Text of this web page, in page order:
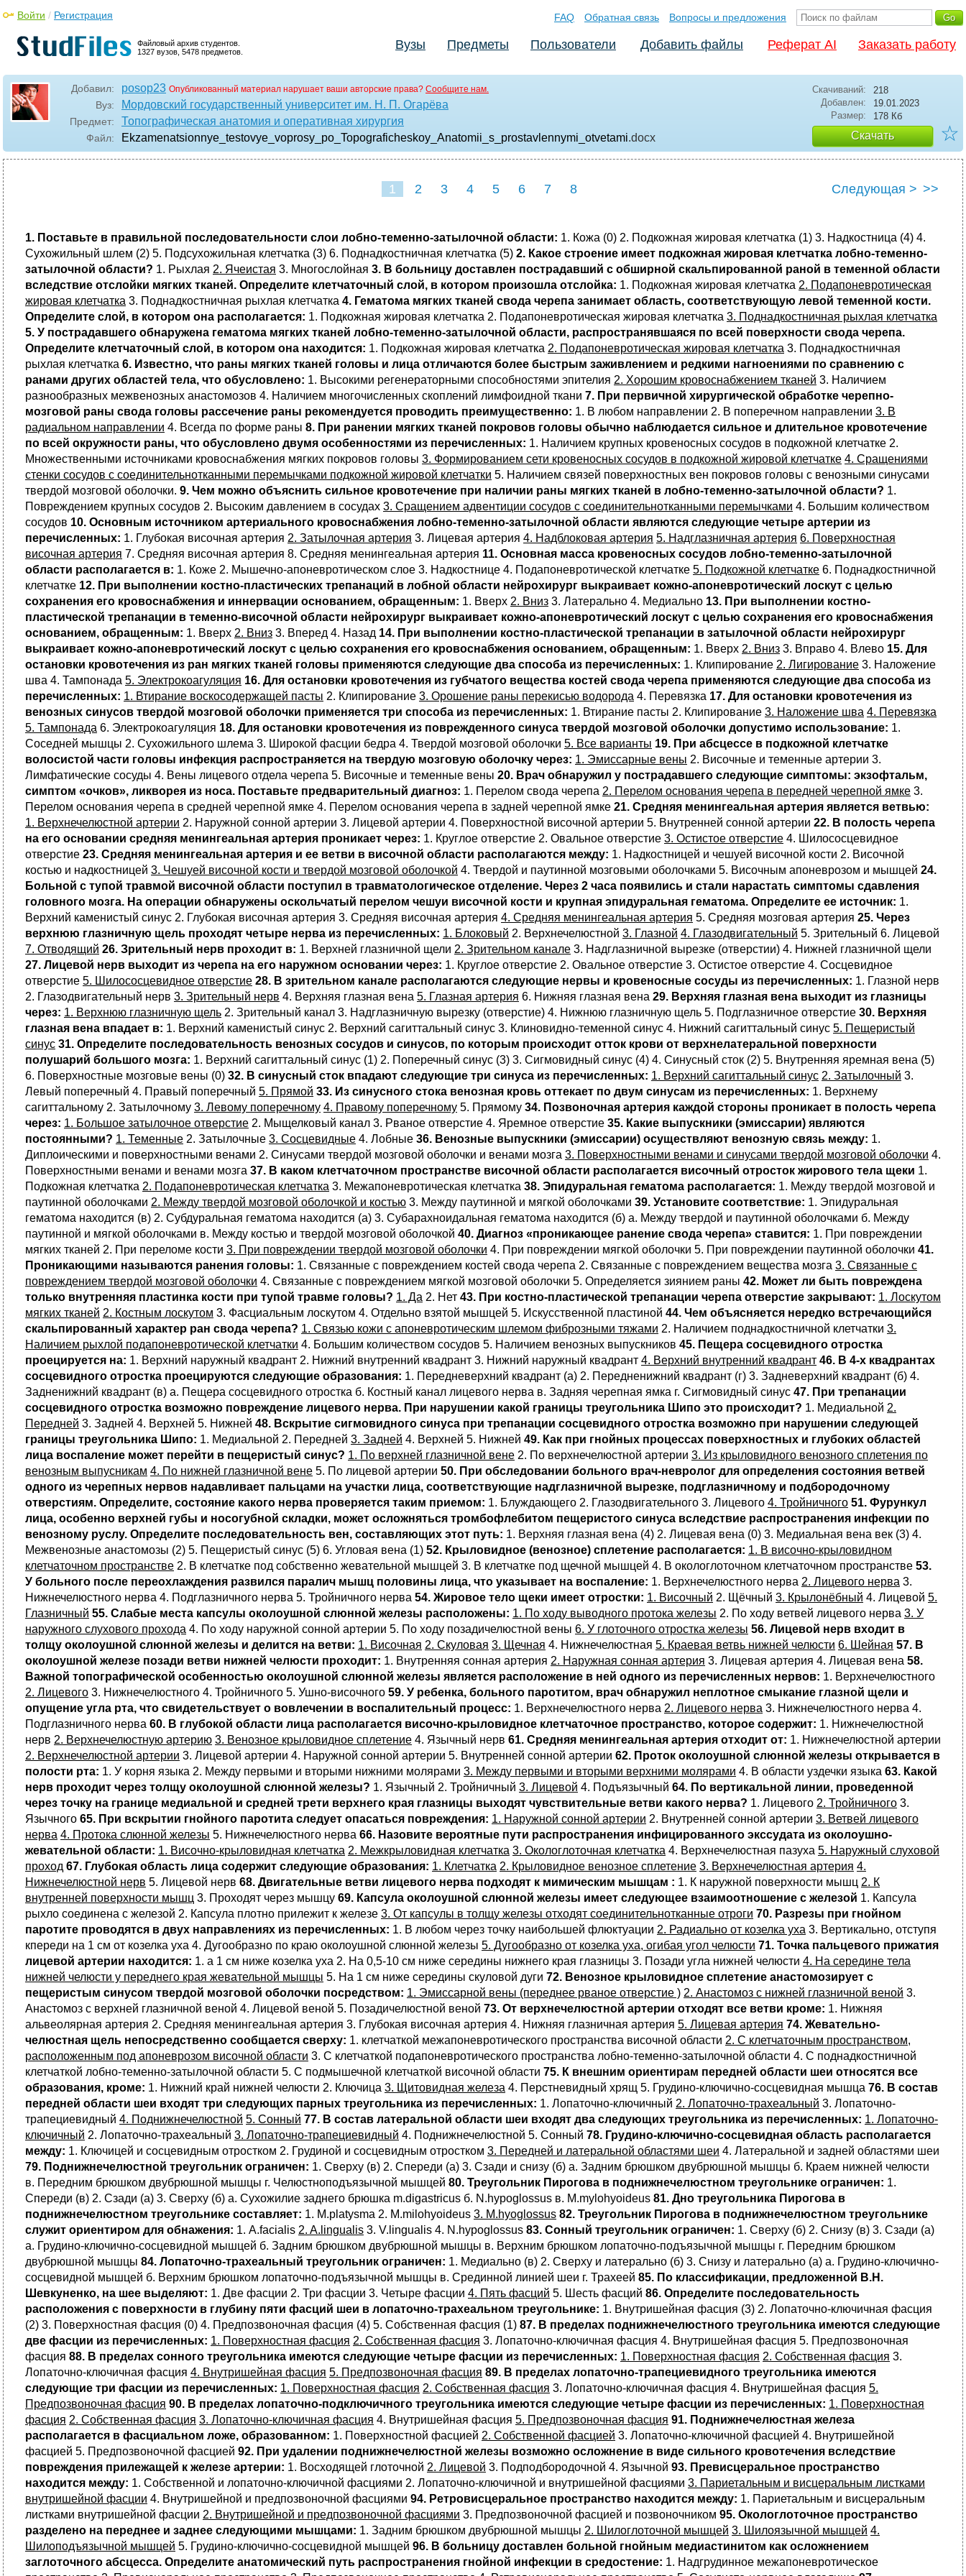
Файловый архив студентов.
1327 вузов, 5478 предметов.
Войти / Регистрация FAQ Обратная связь Вопросы и предложения
Вузы Предметы Пользователи Добавить файлы Реферат AI Заказать работу
Добавил: posop23 Опубликованный материал нарушает ваши авторские права? Сообщите нам.
Вуз: Мордовский государственный университет им. Н. П. Огарёва
Предмет: Топографическая анатомия и оперативная хирургия
Файл: Ekzamenatsionnye_testovye_voprosy_po_Topograficheskoy_Anatomii_s_prostavlennymi_otvetami.docx
Скачиваний:
218
Добавлен:
19.01.2023
Размер:
178 Кб
Скачать ☆
1 2 3 4 5 6 7 8 Следующая > >>
1. Поставьте в правильной последовательности слои лобно-теменно-затылочной области: 1. Кожа (0) 2. Подкожная жировая клетчатка (1) 3. Надкостница (4) 4.
Сухожильный шлем (2) 5. Подсухожильная клетчатка (3) 6. Поднадкостничная клетчатка (5) 2. Какое строение имеет подкожная жировая клетчатка лобно-теменно-
затылочной области? 1. Рыхлая 2. Ячеистая 3. Многослойная 3. В больницу доставлен пострадавший с обширной скальпированной раной в теменной области
вследствие отслойки мягких тканей. Определите клетчаточный слой, в котором произошла отслойка: 1. Подкожная жировая клетчатка 2. Подапоневротическая
жировая клетчатка 3. Поднадкостничная рыхлая клетчатка 4. Гематома мягких тканей свода черепа занимает область, соответствующую левой теменной кости.
Определите слой, в котором она располагается: 1. Подкожная жировая клетчатка 2. Подапоневротическая жировая клетчатка 3. Поднадкостничная рыхлая клетчатка
5. У пострадавшего обнаружена гематома мягких тканей лобно-теменно-затылочной области, распространявшаяся по всей поверхности свода черепа.
Определите клетчаточный слой, в котором она находится: 1. Подкожная жировая клетчатка 2. Подапоневротическая жировая клетчатка 3. Поднадкостничная
рыхлая клетчатка 6. Известно, что раны мягких тканей головы и лица отличаются более быстрым заживлением и редкими нагноениями по сравнению с
ранами других областей тела, что обусловлено: 1. Высокими регенераторными способностями эпителия 2. Хорошим кровоснабжением тканей 3. Наличием
разнообразных межвенозных анастомозов 4. Наличием многочисленных скоплений лимфоидной ткани 7. При первичной хирургической обработке черепно-
мозговой раны свода головы рассечение раны рекомендуется проводить преимущественно: 1. В любом направлении 2. В поперечном направлении 3. В
радиальном направлении 4. Всегда по форме раны 8. При ранении мягких тканей покровов головы обычно наблюдается сильное и длительное кровотечение
по всей окружности раны, что обусловлено двумя особенностями из перечисленных: 1. Наличием крупных кровеносных сосудов в подкожной клетчатке 2.
Множественными источниками кровоснабжения мягких покровов головы 3. Формированием сети кровеносных сосудов в подкожной жировой клетчатке 4. Сращениями
стенки сосудов с соединительнотканными перемычками подкожной жировой клетчатки 5. Наличием связей поверхностных вен покровов головы с венозными синусами
твердой мозговой оболочки. 9. Чем можно объяснить сильное кровотечение при наличии раны мягких тканей в лобно-теменно-затылочной области? 1.
Повреждением крупных сосудов 2. Высоким давлением в сосудах 3. Сращением адвентиции сосудов с соединительнотканными перемычками 4. Большим количеством
сосудов 10. Основным источником артериального кровоснабжения лобно-теменно-затылочной области являются следующие четыре артерии из
перечисленных: 1. Глубокая височная артерия 2. Затылочная артерия 3. Лицевая артерия 4. Надблоковая артерия 5. Надглазничная артерия 6. Поверхностная
височная артерия 7. Средняя височная артерия 8. Средняя менингеальная артерия 11. Основная масса кровеносных сосудов лобно-теменно-затылочной
области располагается в: 1. Коже 2. Мышечно-апоневротическом слое 3. Надкостнице 4. Подапоневротической клетчатке 5. Подкожной клетчатке 6. Поднадкостничной
клетчатке 12. При выполнении костно-пластических трепанаций в лобной области нейрохирург выкраивает кожно-апоневротический лоскут с целью
сохранения его кровоснабжения и иннервации основанием, обращенным: 1. Вверх 2. Вниз 3. Латерально 4. Медиально 13. При выполнении костно-
пластической трепанации в теменно-височной области нейрохирург выкраивает кожно-апоневротический лоскут с целью сохранения его кровоснабжения
основанием, обращенным: 1. Вверх 2. Вниз 3. Вперед 4. Назад 14. При выполнении костно-пластической трепанации в затылочной области нейрохирург
выкраивает кожно-апоневротический лоскут с целью сохранения его кровоснабжения основанием, обращенным: 1. Вверх 2. Вниз 3. Вправо 4. Влево 15. Для
остановки кровотечения из ран мягких тканей головы применяются следующие два способа из перечисленных: 1. Клипирование 2. Лигирование 3. Наложение
шва 4. Тампонада 5. Электрокоагуляция 16. Для остановки кровотечения из губчатого вещества костей свода черепа применяются следующие два способа из
перечисленных: 1. Втирание воскосодержащей пасты 2. Клипирование 3. Орошение раны перекисью водорода 4. Перевязка 17. Для остановки кровотечения из
венозных синусов твердой мозговой оболочки применяется три способа из перечисленных: 1. Втирание пасты 2. Клипирование 3. Наложение шва 4. Перевязка
5. Тампонада 6. Электрокоагуляция 18. Для остановки кровотечения из поврежденного синуса твердой мозговой оболочки допустимо использование: 1.
Соседней мышцы 2. Сухожильного шлема 3. Широкой фасции бедра 4. Твердой мозговой оболочки 5. Все варианты 19. При абсцессе в подкожной клетчатке
волосистой части головы инфекция распространяется на твердую мозговую оболочку через: 1. Эмиссарные вены 2. Височные и теменные артерии 3.
Лимфатические сосуды 4. Вены лицевого отдела черепа 5. Височные и теменные вены 20. Врач обнаружил у пострадавшего следующие симптомы: экзофтальм,
симптом «очков», ликворея из носа. Поставьте предварительный диагноз: 1. Перелом свода черепа 2. Перелом основания черепа в передней черепной ямке 3.
Перелом основания черепа в средней черепной ямке 4. Перелом основания черепа в задней черепной ямке 21. Средняя менингеальная артерия является ветвью:
1. Верхнечелюстной артерии 2. Наружной сонной артерии 3. Лицевой артерии 4. Поверхностной височной артерии 5. Внутренней сонной артерии 22. В полость черепа
на его основании средняя менингеальная артерия проникает через: 1. Круглое отверстие 2. Овальное отверстие 3. Остистое отверстие 4. Шилососцевидное
отверстие 23. Средняя менингеальная артерия и ее ветви в височной области располагаются между: 1. Надкостницей и чешуей височной кости 2. Височной
костью и надкостницей 3. Чешуей височной кости и твердой мозговой оболочкой 4. Твердой и паутинной мозговыми оболочками 5. Височным апоневрозом и мышцей 24.
Больной с тупой травмой височной области поступил в травматологическое отделение. Через 2 часа появились и стали нарастать симптомы сдавления
головного мозга. На операции обнаружены оскольчатый перелом чешуи височной кости и крупная эпидуральная гематома. Определите ее источник: 1.
Верхний каменистый синус 2. Глубокая височная артерия 3. Средняя височная артерия 4. Средняя менингеальная артерия 5. Средняя мозговая артерия 25. Через
верхнюю глазничную щель проходят четыре нерва из перечисленных: 1. Блоковый 2. Верхнечелюстной 3. Глазной 4. Глазодвигательный 5. Зрительный 6. Лицевой
7. Отводящий 26. Зрительный нерв проходит в: 1. Верхней глазничной щели 2. Зрительном канале 3. Надглазничной вырезке (отверстии) 4. Нижней глазничной щели
27. Лицевой нерв выходит из черепа на его наружном основании через: 1. Круглое отверстие 2. Овальное отверстие 3. Остистое отверстие 4. Сосцевидное
отверстие 5. Шилососцевидное отверстие 28. В зрительном канале располагаются следующие нервы и кровеносные сосуды из перечисленных: 1. Глазной нерв
2. Глазодвигательный нерв 3. Зрительный нерв 4. Верхняя глазная вена 5. Глазная артерия 6. Нижняя глазная вена 29. Верхняя глазная вена выходит из глазницы
через: 1. Верхнюю глазничную щель 2. Зрительный канал 3. Надглазничную вырезку (отверстие) 4. Нижнюю глазничную щель 5. Подглазничное отверстие 30. Верхняя
глазная вена впадает в: 1. Верхний каменистый синус 2. Верхний сагиттальный синус 3. Клиновидно-теменной синус 4. Нижний сагиттальный синус 5. Пещеристый
синус 31. Определите последовательность венозных сосудов и синусов, по которым происходит отток крови от верхнелатеральной поверхности
полушарий большого мозга: 1. Верхний сагиттальный синус (1) 2. Поперечный синус (3) 3. Сигмовидный синус (4) 4. Синусный сток (2) 5. Внутренняя яремная вена (5)
6. Поверхностные мозговые вены (0) 32. В синусный сток впадают следующие три синуса из перечисленных: 1. Верхний сагиттальный синус 2. Затылочный 3.
Левый поперечный 4. Правый поперечный 5. Прямой 33. Из синусного стока венозная кровь оттекает по двум синусам из перечисленных: 1. Верхнему
сагиттальному 2. Затылочному 3. Левому поперечному 4. Правому поперечному 5. Прямому 34. Позвоночная артерия каждой стороны проникает в полость черепа
через: 1. Большое затылочное отверстие 2. Мыщелковый канал 3. Рваное отверстие 4. Яремное отверстие 35. Какие выпускники (эмиссарии) являются
постоянными? 1. Теменные 2. Затылочные 3. Сосцевидные 4. Лобные 36. Венозные выпускники (эмиссарии) осуществляют венозную связь между: 1.
Диплоическими и поверхностными венами 2. Синусами твердой мозговой оболочки и венами мозга 3. Поверхностными венами и синусами твердой мозговой оболочки 4.
Поверхностными венами и венами мозга 37. В каком клетчаточном пространстве височной области располагается височный отросток жирового тела щеки 1.
Подкожная клетчатка 2. Подапоневротическая клетчатка 3. Межапоневротическая клетчатка 38. Эпидуральная гематома располагается: 1. Между твердой мозговой и
паутинной оболочками 2. Между твердой мозговой оболочкой и костью 3. Между паутинной и мягкой оболочками 39. Установите соответствие: 1. Эпидуральная
гематома находится (в) 2. Субдуральная гематома находится (а) 3. Субарахноидальная гематома находится (б) а. Между твердой и паутинной оболочками б. Между
паутинной и мягкой оболочками в. Между костью и твердой мозговой оболочкой 40. Диагноз «проникающее ранение свода черепа» ставится: 1. При повреждении
мягких тканей 2. При переломе кости 3. При повреждении твердой мозговой оболочки 4. При повреждении мягкой оболочки 5. При повреждении паутинной оболочки 41.
Проникающими называются ранения головы: 1. Связанные с повреждением костей свода черепа 2. Связанные с повреждением вещества мозга 3. Связанные с
повреждением твердой мозговой оболочки 4. Связанные с повреждением мягкой мозговой оболочки 5. Определяется зиянием раны 42. Может ли быть повреждена
только внутренняя пластинка кости при тупой травме головы? 1. Да 2. Нет 43. При костно-пластической трепанации черепа отверстие закрывают: 1. Лоскутом
мягких тканей 2. Костным лоскутом 3. Фасциальным лоскутом 4. Отдельно взятой мышцей 5. Искусственной пластиной 44. Чем объясняется нередко встречающийся
скальпированный характер ран свода черепа? 1. Связью кожи с апоневротическим шлемом фиброзными тяжами 2. Наличием поднадкостничной клетчатки 3.
Наличием рыхлой подапоневротической клетчатки 4. Большим количеством сосудов 5. Наличием венозных выпускников 45. Пещера сосцевидного отростка
проецируется на: 1. Верхний наружный квадрант 2. Нижний внутренний квадрант 3. Нижний наружный квадрант 4. Верхний внутренний квадрант 46. В 4-х квадрантах
сосцевидного отростка проецируются следующие образования: 1. Передневерхний квадрант (а) 2. Передненижний квадрант (г) 3. Задневерхний квадрант (б) 4.
Задненижний квадрант (в) а. Пещера сосцевидного отростка б. Костный канал лицевого нерва в. Задняя черепная ямка г. Сигмовидный синус 47. При трепанации
сосцевидного отростка возможно повреждение лицевого нерва. При нарушении какой границы треугольника Шипо это происходит? 1. Медиальной 2.
Передней 3. Задней 4. Верхней 5. Нижней 48. Вскрытие сигмовидного синуса при трепанации сосцевидного отростка возможно при нарушении следующей
границы треугольника Шипо: 1. Медиальной 2. Передней 3. Задней 4. Верхней 5. Нижней 49. Как при гнойных процессах поверхностных и глубоких областей
лица воспаление может перейти в пещеристый синус? 1. По верхней глазничной вене 2. По верхнечелюстной артерии 3. Из крыловидного венозного сплетения по
венозным выпусникам 4. По нижней глазничной вене 5. По лицевой артерии 50. При обследовании больного врач-невролог для определения состояния ветвей
одного из черепных нервов надавливает пальцами на участки лица, соответствующие надглазничной вырезке, подглазничному и подбородочному
отверстиям. Определите, состояние какого нерва проверяется таким приемом: 1. Блуждающего 2. Глазодвигательного 3. Лицевого 4. Тройничного 51. Фурункул
лица, особенно верхней губы и носогубной складки, может осложняться тромбофлебитом пещеристого синуса вследствие распространения инфекции по
венозному руслу. Определите последовательность вен, составляющих этот путь: 1. Верхняя глазная вена (4) 2. Лицевая вена (0) 3. Медиальная вена век (3) 4.
Межвенозные анастомозы (2) 5. Пещеристый синус (5) 6. Угловая вена (1) 52. Крыловидное (венозное) сплетение располагается: 1. В височно-крыловидном
клетчаточном пространстве 2. В клетчатке под собственно жевательной мышцей 3. В клетчатке под щечной мышцей 4. В окологлоточном клетчаточном пространстве 53.
У больного после переохлаждения развился паралич мышц половины лица, что указывает на воспаление: 1. Верхнечелюстного нерва 2. Лицевого нерва 3.
Нижнечелюстного нерва 4. Подглазничного нерва 5. Тройничного нерва 54. Жировое тело щеки имеет отростки: 1. Височный 2. Щёчный 3. Крылонёбный 4. Лицевой 5.
Глазничный 55. Слабые места капсулы околоушной слюнной железы расположены: 1. По ходу выводного протока железы 2. По ходу ветвей лицевого нерва 3. У
наружного слухового прохода 4. По ходу наружной сонной артерии 5. По ходу позадичелюстной вены 6. У глоточного отростка железы 56. Лицевой нерв входит в
толщу околоушной слюнной железы и делится на ветви: 1. Височная 2. Скуловая 3. Щечная 4. Нижнечелюстная 5. Краевая ветвь нижней челюсти 6. Шейная 57. В
околоушной железе позади ветви нижней челюсти проходит: 1. Внутренняя сонная артерия 2. Наружная сонная артерия 3. Лицевая артерия 4. Лицевая вена 58.
Важной топографической особенностью околоушной слюнной железы является расположение в ней одного из перечисленных нервов: 1. Верхнечелюстного
2. Лицевого 3. Нижнечелюстного 4. Тройничного 5. Ушно-височного 59. У ребенка, больного паротитом, врач обнаружил неплотное смыкание глазной щели и
опущение угла рта, что свидетельствует о вовлечении в воспалительный процесс: 1. Верхнечелюстного нерва 2. Лицевого нерва 3. Нижнечелюстного нерва 4.
Подглазничного нерва 60. В глубокой области лица располагается височно-крыловидное клетчаточное пространство, которое содержит: 1. Нижнечелюстной
нерв 2. Верхнечелюстную артерию 3. Венозное крыловидное сплетение 4. Язычный нерв 61. Средняя менингеальная артерия отходит от: 1. Нижнечелюстной артерии
2. Верхнечелюстной артерии 3. Лицевой артерии 4. Наружной сонной артерии 5. Внутренней сонной артерии 62. Проток околоушной слюнной железы открывается в
полости рта: 1. У корня языка 2. Между первыми и вторыми нижними молярами 3. Между первыми и вторыми верхними молярами 4. В области уздечки языка 63. Какой
нерв проходит через толщу околоушной слюнной железы? 1. Язычный 2. Тройничный 3. Лицевой 4. Подъязычный 64. По вертикальной линии, проведенной
через точку на границе медиальной и средней трети верхнего края глазницы выходят чувствительные ветви какого нерва? 1. Лицевого 2. Тройничного 3.
Язычного 65. При вскрытии гнойного паротита следует опасаться повреждения: 1. Наружной сонной артерии 2. Внутренней сонной артерии 3. Ветвей лицевого
нерва 4. Протока слюнной железы 5. Нижнечелюстного нерва 66. Назовите вероятные пути распространения инфицированного экссудата из околоушно-
жевательной области: 1. Височно-крыловидная клетчатка 2. Межкрыловидная клетчатка 3. Окологлоточная клетчатка 4. Верхнечелюстная пазуха 5. Наружный слуховой
проход 67. Глубокая область лица содержит следующие образования: 1. Клетчатка 2. Крыловидное венозное сплетение 3. Верхнечелюстная артерия 4.
Нижнечелюстной нерв 5. Лицевой нерв 68. Двигательные ветви лицевого нерва подходят к мимическим мышцам : 1. К наружной поверхности мышц 2. К
внутренней поверхности мышц 3. Проходят через мышцу 69. Капсула околоушной слюнной железы имеет следующее взаимоотношение с железой 1. Капсула
рыхло соединена с железой 2. Капсула плотно прилежит к железе 3. От капсулы в толщу железы отходят соединительнотканные отроги 70. Разрезы при гнойном
паротите проводятся в двух направлениях из перечисленных: 1. В любом через точку наибольшей флюктуации 2. Радиально от козелка уха 3. Вертикально, отступя
кпереди на 1 см от козелка уха 4. Дугообразно по краю околоушной слюнной железы 5. Дугообразно от козелка уха, огибая угол челюсти 71. Точка пальцевого прижатия
лицевой артерии находится: 1. а 1 см ниже козелка уха 2. На 0,5-10 см ниже середины нижнего края глазницы 3. Позади угла нижней челюсти 4. На середине тела
нижней челюсти у переднего края жевательной мышцы 5. На 1 см ниже середины скуловой дуги 72. Венозное крыловидное сплетение анастомозирует с
пещеристым синусом твердой мозговой оболочки посредством: 1. Эмиссарной вены (переднее рваное отверстие ) 2. Анастомоз с нижней глазничной веной 3.
Анастомоз с верхней глазничной веной 4. Лицевой веной 5. Позадичелюстной веной 73. От верхнечелюстной артерии отходят все ветви кроме: 1. Нижняя
альвеолярная артерия 2. Средняя менингеальная артерия 3. Глубокая височная артерия 4. Нижняя глазничная артерия 5. Лицевая артерия 74. Жевательно-
челюстная щель непосредственно сообщается сверху: 1. клетчаткой межапоневротического пространства височной области 2. С клетчаточным пространством,
расположенным под апоневрозом височной области 3. С клетчаткой подапоневротического пространства лобно-теменно-затылочной области 4. С поднадкостничной
клетчаткой лобно-теменно-затылочной области 5. С подмышечной клетчаткой височной области 75. К внешним ориентирам передней области шеи относятся все
образования, кроме: 1. Нижний край нижней челюсти 2. Ключица 3. Щитовидная железа 4. Перстневидный хрящ 5. Грудино-ключично-сосцевидная мышца 76. В состав
передней области шеи входят три следующих парных треугольника из перечисленных: 1. Лопаточно-ключичный 2. Лопаточно-трахеальный 3. Лопаточно-
трапециевидный 4. Поднижнечелюстной 5. Сонный 77. В состав латеральной области шеи входят два следующих треугольника из перечисленных: 1. Лопаточно-
ключичный 2. Лопаточно-трахеальный 3. Лопаточно-трапециевидный 4. Поднижнечелюстной 5. Сонный 78. Грудино-ключично-сосцевидная область располагается
между: 1. Ключицей и сосцевидным отростком 2. Грудиной и сосцевидным отростком 3. Передней и латеральной областями шеи 4. Латеральной и задней областями шеи
79. Поднижнечелюстной треугольник ограничен: 1. Сверху (в) 2. Спереди (а) 3. Сзади и снизу (б) а. Задним брюшком двубрюшной мышцы б. Краем нижней челюсти
в. Передним брюшком двубрюшной мышцы г. Челюстноподъязычной мышцей 80. Треугольник Пирогова в поднижнечелюстном треугольнике ограничен: 1.
Спереди (в) 2. Сзади (а) 3. Сверху (б) а. Сухожилие заднего брюшка m.digastricus б. N.hypoglossus в. M.mylohyoideus 81. Дно треугольника Пирогова в
поднижнечелюстном треугольнике составляет: 1. M.platysma 2. M.milohyoideus 3. M.hyoglossus 82. Треугольник Пирогова в поднижнечелюстном треугольнике
служит ориентиром для обнажения: 1. A.facialis 2. A.lingualis 3. V.lingualis 4. N.hypoglossus 83. Сонный треугольник ограничен: 1. Сверху (б) 2. Снизу (в) 3. Сзади (а)
а. Грудино-ключично-сосцевидной мышцей б. Задним брюшком двубрюшной мышцы в. Верхним брюшком лопаточно-подъязычной мышцы г. Передним брюшком
двубрюшной мышцы 84. Лопаточно-трахеальный треугольник ограничен: 1. Медиально (в) 2. Сверху и латерально (б) 3. Снизу и латерально (а) а. Грудино-ключично-
сосцевидной мышцей б. Верхним брюшком лопаточно-подъязычной мышцы в. Срединной линией шеи г. Трахеей 85. По классификации, предложенной В.Н.
Шевкуненко, на шее выделяют: 1. Две фасции 2. Три фасции 3. Четыре фасции 4. Пять фасций 5. Шесть фасций 86. Определите последовательность
расположения с поверхности в глубину пяти фасций шеи в лопаточно-трахеальном треугольнике: 1. Внутришейная фасция (3) 2. Лопаточно-ключичная фасция
(2) 3. Поверхностная фасция (0) 4. Предпозвоночная фасция (4) 5. Собственная фасция (1) 87. В пределах поднижнечелюстного треугольника имеются следующие
две фасции из перечисленных: 1. Поверхностная фасция 2. Собственная фасция 3. Лопаточно-ключичная фасция 4. Внутришейная фасция 5. Предпозвоночная
фасция 88. В пределах сонного треугольника имеются следующие четыре фасции из перечисленных: 1. Поверхностная фасция 2. Собственная фасция 3.
Лопаточно-ключичная фасция 4. Внутришейная фасция 5. Предпозвоночная фасция 89. В пределах лопаточно-трапециевидного треугольника имеются
следующие три фасции из перечисленных: 1. Поверхностная фасция 2. Собственная фасция 3. Лопаточно-ключичная фасция 4. Внутришейная фасция 5.
Предпозвоночная фасция 90. В пределах лопаточно-подключичного треугольника имеются следующие четыре фасции из перечисленных: 1. Поверхностная
фасция 2. Собственная фасция 3. Лопаточно-ключичная фасция 4. Внутришейная фасция 5. Предпозвоночная фасция 91. Поднижнечелюстная железа
располагается в фасциальном ложе, образованном: 1. Поверхностной фасцией 2. Собственной фасцией 3. Лопаточно-ключичной фасцией 4. Внутришейной
фасцией 5. Предпозвоночной фасцией 92. При удалении поднижнечелюстной железы возможно осложнение в виде сильного кровотечения вследствие
повреждения прилежащей к железе артерии: 1. Восходящей глоточной 2. Лицевой 3. Подподбородочной 4. Язычной 93. Превисцеральное пространство
находится между: 1. Собственной и лопаточно-ключичной фасциями 2. Лопаточно-ключичной и внутришейной фасциями 3. Париетальным и висцеральным листками
внутришейной фасции 4. Внутришейной и предпозвоночной фасциями 94. Ретровисцеральное пространство находится между: 1. Париетальным и висцеральным
листками внутришейной фасции 2. Внутришейной и предпозвоночной фасциями 3. Предпозвоночной фасцией и позвоночником 95. Окологлоточное пространство
разделено на переднее и заднее следующими мышцами: 1. Задним брюшком двубрюшной мышцы 2. Шилоглоточной мышцей 3. Шилоязычной мышцей 4.
Шилоподъязычной мышцей 5. Грудино-ключично-сосцевидной мышцей 96. В больницу доставлен больной гнойным медиастинитом как осложнением
заглоточного абсцесса. Определите анатомический путь распространения гнойной инфекции в средостение: 1. Надгрудинное межапоневротическое